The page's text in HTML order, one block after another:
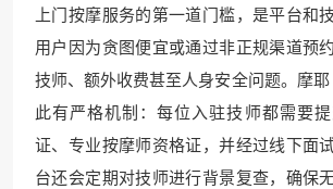
上门按摩服务的第一道门槛，是平台和
用户因为贪图便宜或通过非正规渠道预
技师、额外收费甚至人身安全问题。摩耶
此有严格机制：每位入驻技师都需要
证、专业按摩师资格证，并经过线下面
台还会定期对技师进行背景复查，确保